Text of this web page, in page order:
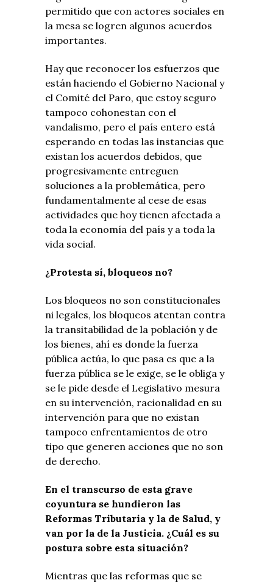
permitido que con actores sociales en
la mesa se logren algunos acuerdos
importantes.
Hay que reconocer los esfuerzos que
están haciendo el Gobierno Nacional y
el Comité del Paro, que estoy seguro
tampoco cohonestan con el
vandalismo, pero el país entero está
esperando en todas las instancias que
existan los acuerdos debidos, que
progresivamente entreguen
soluciones a la problemática, pero
fundamentalmente al cese de esas
actividades que hoy tienen afectada a
toda la economía del país y a toda la
vida social.
¿Protesta sí, bloqueos no?
Los bloqueos no son constitucionales
ni legales, los bloqueos atentan contra
la transitabilidad de la población y de
los bienes, ahí es donde la fuerza
pública actúa, lo que pasa es que a la
fuerza pública se le exige, se le obliga y
se le pide desde el Legislativo mesura
en su intervención, racionalidad en su
intervención para que no existan
tampoco enfrentamientos de otro
tipo que generen acciones que no son
de derecho.
En el transcurso de esta grave
coyuntura se hundieron las
Reformas Tributaria y la de Salud, y
van por la de la Justicia. ¿Cuál es su
postura sobre esta situación?
Mientras que las reformas que se